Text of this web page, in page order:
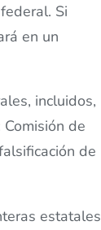
Si
en un
incluidos,
de
de
estatales